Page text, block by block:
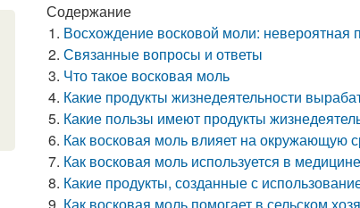
Содержание
Восхождение восковой моли: невероятная
Связанные вопросы и ответы
Что такое восковая моль
Какие продукты жизнедеятельности
Какие пользы имеют продукты
Как восковая моль влияет на окружающую
Как восковая моль используется в медицине
Какие продукты, созданные с